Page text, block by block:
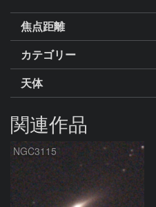
焦点距離
カテゴリー
天体
関連作品
NGC3115